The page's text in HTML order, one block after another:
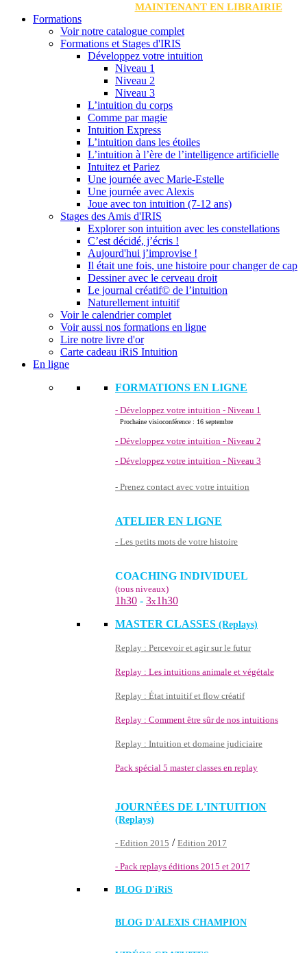
MAINTENANT EN LIBRAIRIE
Formations
Voir notre catalogue complet
Formations et Stages d'IRIS
Développez votre intuition
Niveau 1
Niveau 2
Niveau 3
L’intuition du corps
Comme par magie
Intuition Express
L’intuition dans les étoiles
L’intuition à l’ère de l’intelligence artificielle
Intuitez et Pariez
Une journée avec Marie-Estelle
Une journée avec Alexis
Joue avec ton intuition (7-12 ans)
Stages des Amis d'IRIS
Explorer son intuition avec les constellations
C’est décidé, j’écris !
Aujourd'hui j’improvise !
Il était une fois, une histoire pour changer de cap
Dessiner avec le cerveau droit
Le journal créatif© de l’intuition
Naturellement intuitif
Voir le calendrier complet
Voir aussi nos formations en ligne
Lire notre livre d'or
Carte cadeau iRiS Intuition
En ligne
FORMATIONS EN LIGNE
- Développez votre intuition - Niveau 1
Prochaine visioconférence : 16 septembre
- Développez votre intuition - Niveau 2
- Développez votre intuition - Niveau 3
- Prenez contact avec votre intuition
ATELIER EN LIGNE
- Les petits mots de votre histoire
COACHING INDIVIDUEL
(tous niveaux)
1h30 - 3x1h30
MASTER CLASSES (Replays)
Replay : Percevoir et agir sur le futur
Replay : Les intuitions animale et végétale
Replay : État intuitif et flow créatif
Replay : Comment être sûr de nos intuitions
Replay : Intuition et domaine judiciaire
Pack spécial 5 master classes en replay
JOURNÉES DE L'INTUITION
(Replays)
- Edition 2015 / Edition 2017
- Pack replays éditions 2015 et 2017
BLOG D'iRiS
BLOG D'ALEXIS CHAMPION